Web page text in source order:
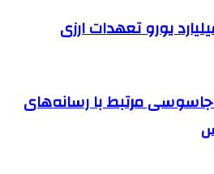
مرتبط با رسانه‌های